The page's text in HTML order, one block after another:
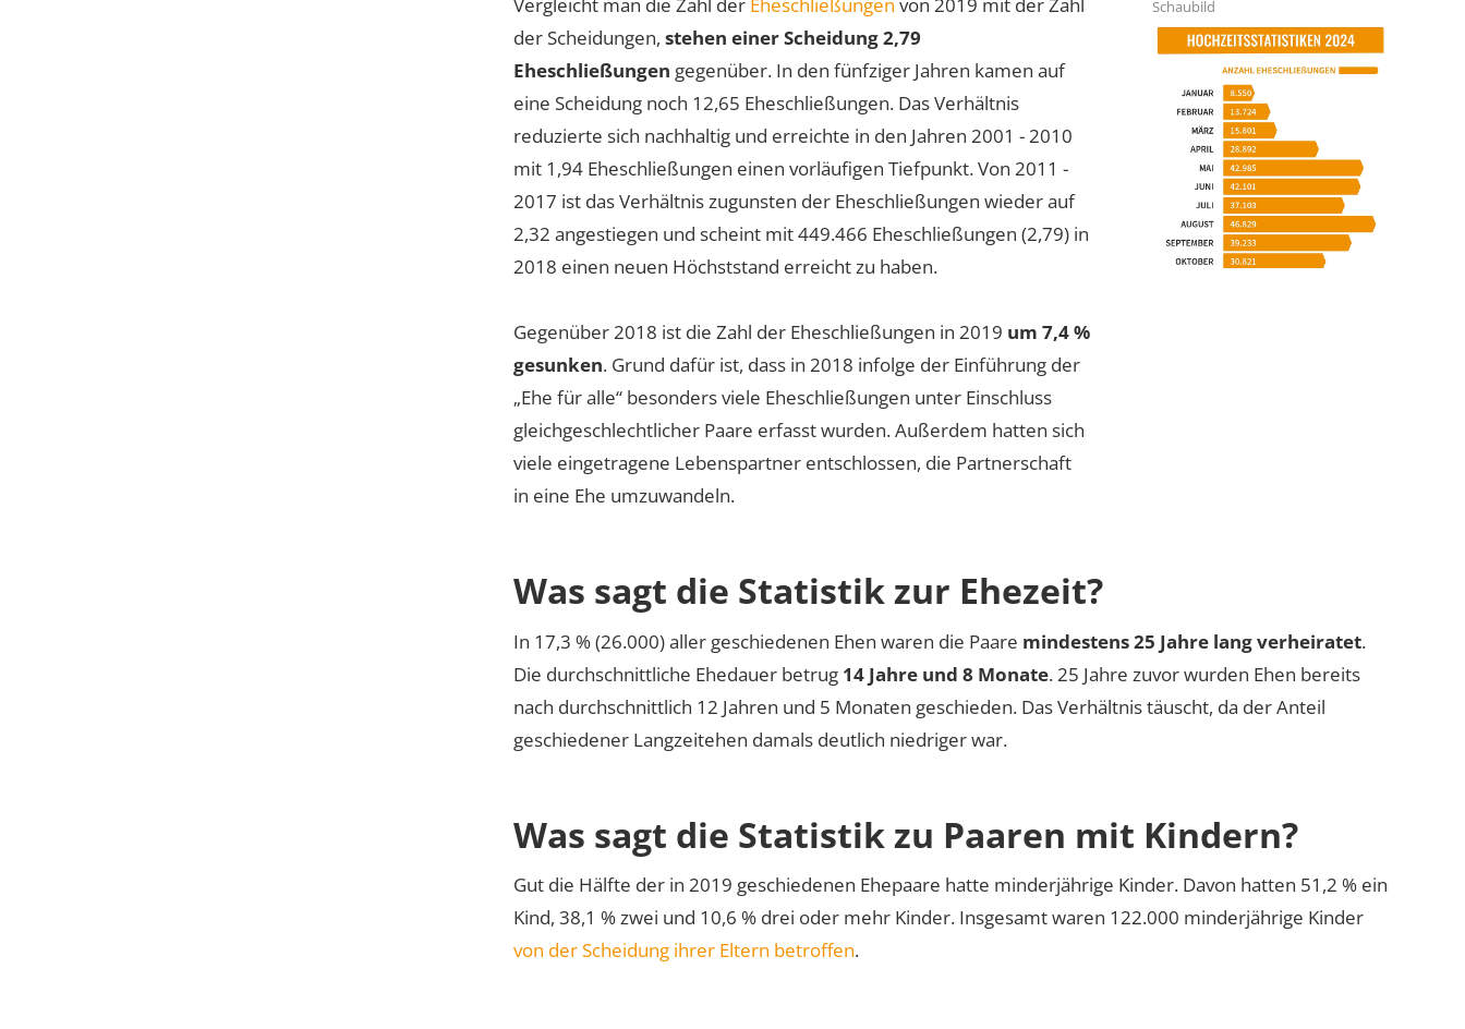
Schaubild
Vergleicht man die Zahl der Eheschließungen von 2019 mit der Zahl
der Scheidungen,stehen einer Scheidung 2,79
Eheschließungen gegenüber. In den fünfziger Jahren kamen auf
eine Scheidung noch 12,65 Eheschließungen. Das Verhältnis
reduzierte sich nachhaltig und erreichte in den Jahren 2001 - 2010
mit 1,94 Eheschließungen einen vorläufigen Tiefpunkt. Von 2011 -
2017 ist das Verhältnis zugunsten der Eheschließungen wieder auf
2,32 angestiegen und scheint mit 449.466 Eheschließungen (2,79) in
2018 einen neuen Höchststand erreicht zu haben.
Gegenüber 2018 ist die Zahl der Eheschließungen in 2019 um 7,4 %
gesunken. Grund dafür ist, dass in 2018 infolge der Einführung der
„Ehe für alle“ besonders viele Eheschließungen unter Einschluss
gleichgeschlechtlicher Paare erfasst wurden. Außerdem hatten sich
viele eingetragene Lebenspartner entschlossen, die Partnerschaft
in eine Ehe umzuwandeln.
Was sagt die Statistik zur Ehezeit?
In 17,3 % (26.000) aller geschiedenen Ehen waren die Paare mindestens 25 Jahre lang verheiratet.
Die durchschnittliche Ehedauer betrug 14 Jahre und 8 Monate. 25 Jahre zuvor wurden Ehen bereits
nach durchschnittlich 12 Jahren und 5 Monaten geschieden. Das Verhältnis täuscht, da der Anteil
geschiedener Langzeitehen damals deutlich niedriger war.
Was sagt die Statistik zu Paaren mit Kindern?
Gut die Hälfte der in 2019 geschiedenen Ehepaare hatte minderjährige Kinder. Davon hatten 51,2 % ein
Kind, 38,1 % zwei und 10,6 % drei oder mehr Kinder. Insgesamt waren 122.000 minderjährige Kinder
von der Scheidung ihrer Eltern betroffen.